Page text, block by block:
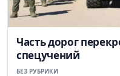
Часть дорог
спецучений
БЕЗ РУБРИКИ